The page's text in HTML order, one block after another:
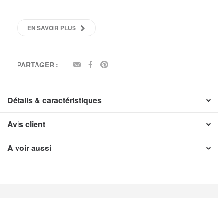
EN SAVOIR PLUS
PARTAGER : EMAILFACEBOOK
Détails & caractéristiques
Avis client
A voir aussi